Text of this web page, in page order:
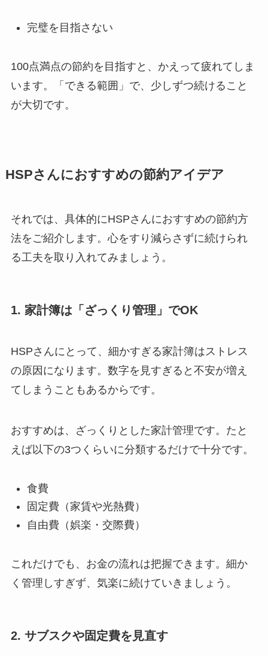
完璧を目指さない
100点満点の節約を目指すと、かえって疲れてしま
います。「できる範囲」で、少しずつ続けること
が大切です。
HSPさんにおすすめの節約アイデア
それでは、具体的にHSPさんにおすすめの節約方
法をご紹介します。心をすり減らさずに続けられ
る工夫を取り入れてみましょう。
1. 家計簿は「ざっくり管理」でOK
HSPさんにとって、細かすぎる家計簿はストレス
の原因になります。数字を見すぎると不安が増え
てしまうこともあるからです。
おすすめは、ざっくりとした家計管理です。たと
えば以下の3つくらいに分類するだけで十分です。
食費
固定費（家賃や光熱費）
自由費（娯楽・交際費）
これだけでも、お金の流れは把握できます。細か
く管理しすぎず、気楽に続けていきましょう。
2. サブスクや固定費を見直す